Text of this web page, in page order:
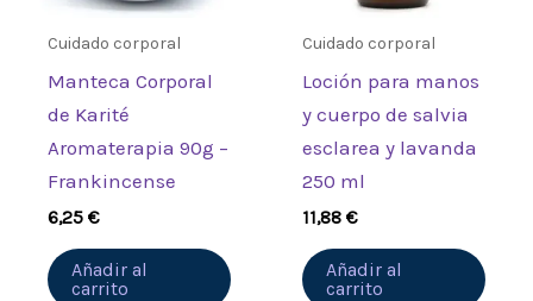
Cuidado corporal
Manteca Corporal
de Karité
Aromaterapia 90g –
Frankincense
6,25€
Añadir al
carrito
Cuidado corporal
Loción para manos
y cuerpo de salvia
esclarea y lavanda
250 ml
11,88€
Añadir al
carrito